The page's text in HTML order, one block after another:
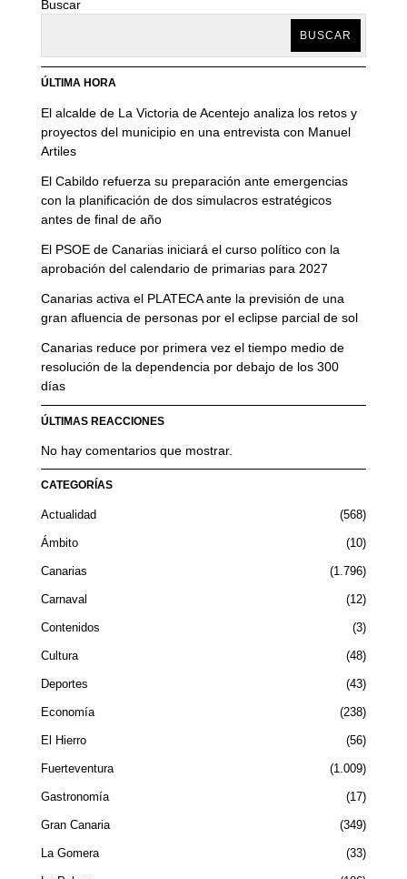
Buscar
BUSCAR
ÚLTIMA HORA
El alcalde de La Victoria de Acentejo analiza los retos y
proyectos del municipio en una entrevista con Manuel
Artiles
El Cabildo refuerza su preparación ante emergencias
con la planificación de dos simulacros estratégicos
antes de final de año
El PSOE de Canarias iniciará el curso político con la
aprobación del calendario de primarias para 2027
Canarias activa el PLATECA ante la previsión de una
gran afluencia de personas por el eclipse parcial de sol
Canarias reduce por primera vez el tiempo medio de
resolución de la dependencia por debajo de los 300
días
ÚLTIMAS REACCIONES
No hay comentarios que mostrar.
CATEGORÍAS
Actualidad 568
Ámbito 10
Canarias 1.796
Carnaval 12
Contenidos 3
Cultura 48
Deportes 43
Economía 238
El Hierro 56
Fuerteventura 1.009
Gastronomía 17
Gran Canaria 349
La Gomera 33